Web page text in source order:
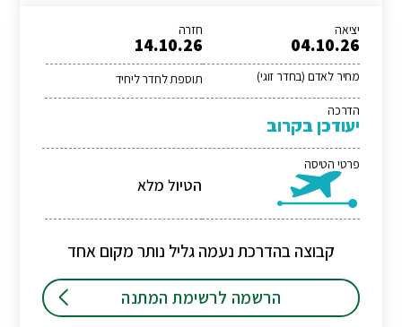
יציאה
04.10.26
חזרה
14.10.26
מחיר לאדם (בחדר זוגי)
תוספת לחדר ליחיד
הדרכה
יעודכן בקרוב
פרטי הטיסה
הטיול מלא
קבוצה בהדרכת נעמה גליל נותר מקום אחד
הרשמה לרשימת המתנה